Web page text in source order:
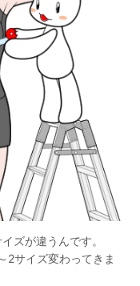
ズが違うんです。
2サイズ変わってきま